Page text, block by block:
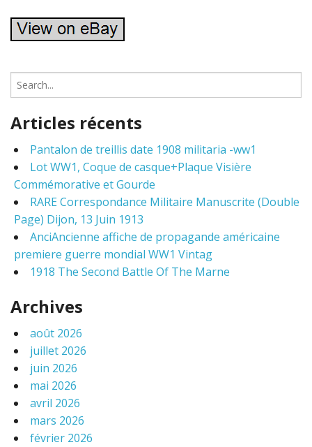
e
r
h
o
Articles récents
Pantalon de treillis date 1908 militaria -ww1
Lot WW1, Coque de casque+Plaque Visière
Commémorative et Gourde
RARE Correspondance Militaire Manuscrite (Double
Page) Dijon, 13 Juin 1913
AnciAncienne affiche de propagande américaine
premiere guerre mondial WW1 Vintag
1918 The Second Battle Of The Marne
Archives
août 2026
juillet 2026
juin 2026
mai 2026
avril 2026
mars 2026
février 2026